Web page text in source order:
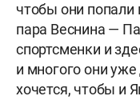
чтобы они
пара Веснина —
спортсменки и
и многого они уже
хочется, чтобы и